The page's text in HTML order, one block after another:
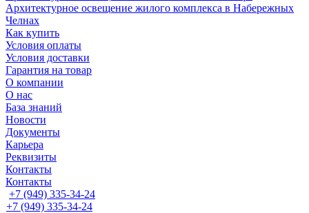
Архитектурное освещение жилого комплекса в Набережных
Челнах
Как купить
Условия оплаты
Условия доставки
Гарантия на товар
О компании
О нас
База знаний
Новости
Документы
Карьера
Реквизиты
Контакты
Контакты
+7 (949) 335-34-24
+7 (949) 335-34-24